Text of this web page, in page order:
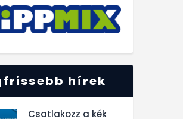
hírek
Csatlakozz a kék